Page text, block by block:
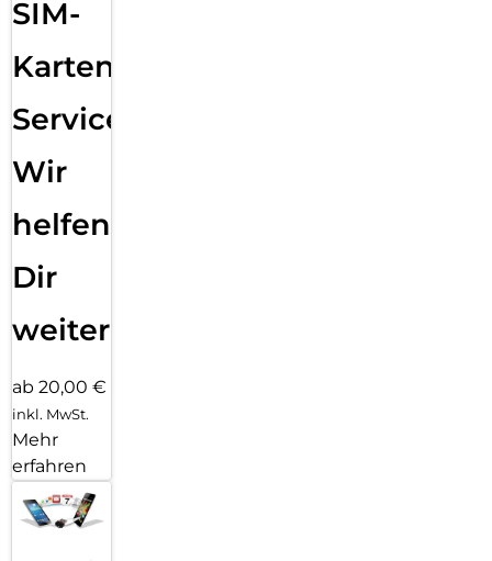
SIM-
Karten
Service:
Wir
helfen
Dir
weiter
ab 20,00 €
inkl. MwSt.
Mehr
erfahren